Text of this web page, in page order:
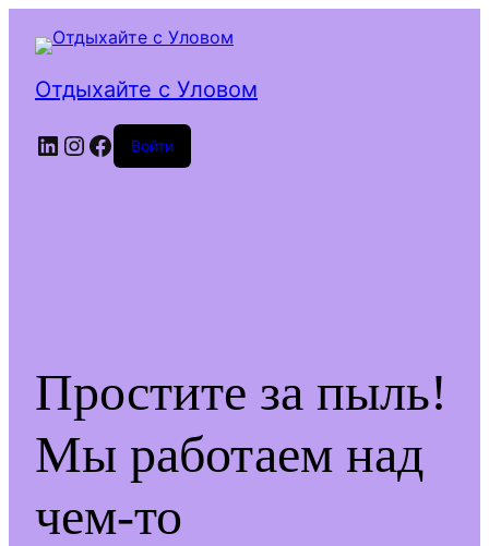
Отдыхайте с Уловом
LinkedIn
Instagram
Facebook
Войти
Простите за пыль!
Мы работаем над
чем-то